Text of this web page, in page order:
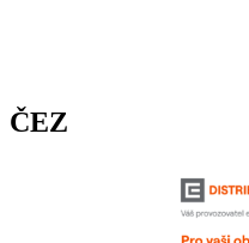
ČEZ